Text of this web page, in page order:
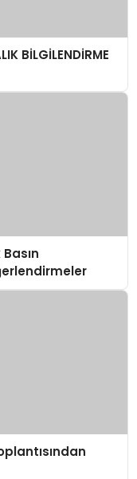
BİLGİLENDİRME